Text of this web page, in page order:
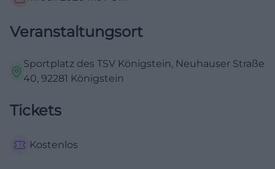
Veranstaltungsort
Sportplatz des TSV Königstein, Neuhauser Straße
40, 92281 Königstein
Tickets
Kostenlos